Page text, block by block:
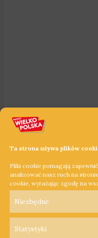
Ta strona używa plików
Pliki cookie pomagają
analizować nasz ruch na
cookie, wyrażając zgodę na
Niezbędne
Statystyki